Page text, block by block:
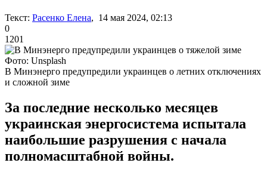
Текст: Расенко Елена, 14 мая 2024, 02:13
0
1201
Фото: Unsplash
В Минэнерго предупредили украинцев о летних отключениях
и сложной зиме
За последние несколько месяцев
украинская энергосистема испытала
наибольшие разрушения с начала
полномасштабной войны.